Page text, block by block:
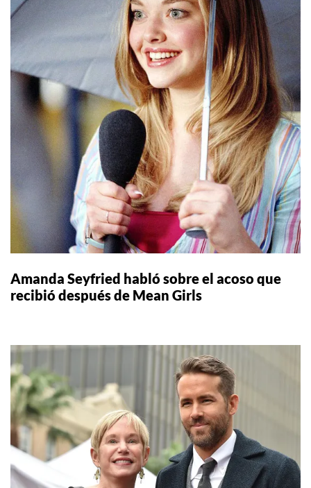
Amanda Seyfried habló sobre el acoso que
recibió después de Mean Girls